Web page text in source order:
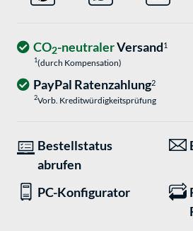
CO2-neutralerVersand1
1(durch Kompensation)
PayPal Ratenzahlung2
2Vorb. Kreditwürdigkeitsprüfung
Bestellstatus
abrufen
PC-Konfigurator